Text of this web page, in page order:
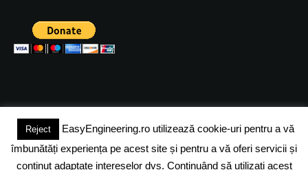
(c) 2024 - FineEngineeringMagazine. All rights reserved.
DESPRE NOI ADVERTISING JOBS DESPRE COOKIES
Reject
EasyEngineering.ro utilizează cookie-uri pentru a vă
îmbunătăți experiența pe acest site și pentru a vă oferi servicii și
conținut adaptate intereselor dvs. Continuând să utilizați acest